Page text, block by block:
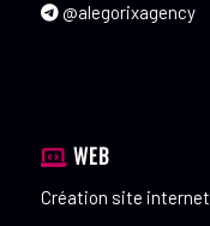
@alegorixagency
WEB
Création site internet